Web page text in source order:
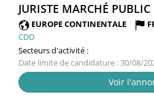
JURISTE MARCHÉ
EUROPE CONTINENTALE
CDD
Secteurs d'activité :
Date limite de candidature : 30/08/
Voir